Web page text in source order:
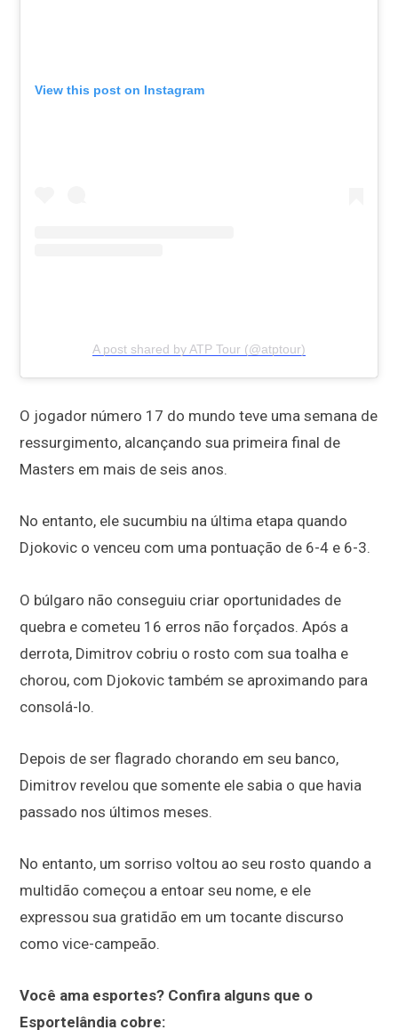
View this post on Instagram
A post shared by ATP Tour (@atptour)
O jogador número 17 do mundo teve uma semana de
ressurgimento, alcançando sua primeira final de
Masters em mais de seis anos.
No entanto, ele sucumbiu na última etapa quando
Djokovic o venceu com uma pontuação de 6-4 e 6-3.
O búlgaro não conseguiu criar oportunidades de
quebra e cometeu 16 erros não forçados. Após a
derrota, Dimitrov cobriu o rosto com sua toalha e
chorou, com Djokovic também se aproximando para
consolá-lo.
Depois de ser flagrado chorando em seu banco,
Dimitrov revelou que somente ele sabia o que havia
passado nos últimos meses.
No entanto, um sorriso voltou ao seu rosto quando a
multidão começou a entoar seu nome, e ele
expressou sua gratidão em um tocante discurso
como vice-campeão.
Você ama esportes? Confira alguns que o
Esportelândia cobre: